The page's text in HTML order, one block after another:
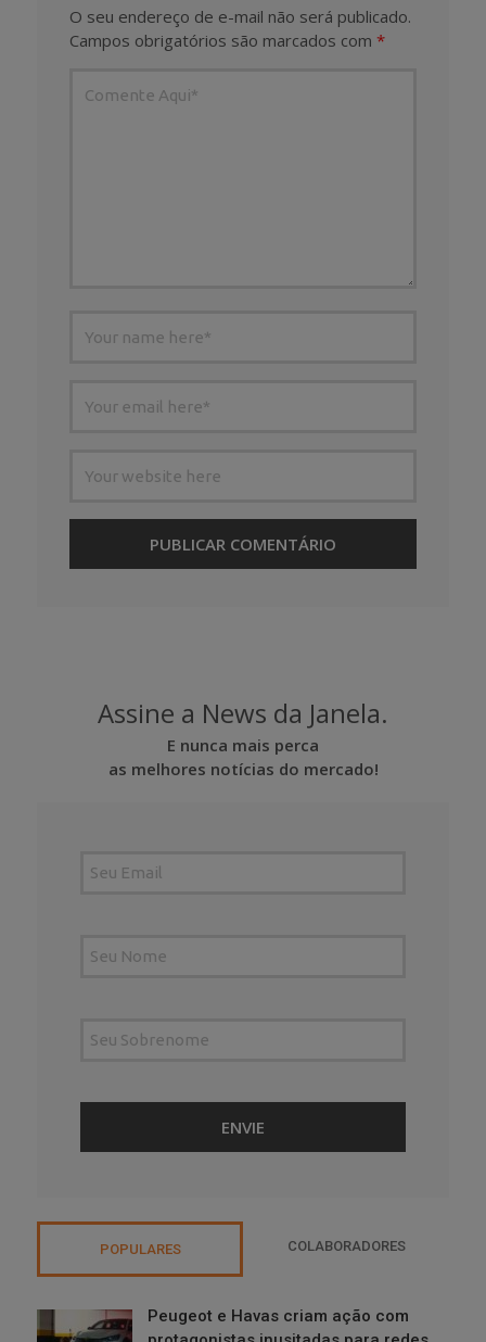
O seu endereço de e-mail não será publicado.
Campos obrigatórios são marcados com *
Assine a News da Janela.
E nunca mais perca
as melhores notícias do mercado!
POPULARES COLABORADORES
Peugeot e Havas criam ação com